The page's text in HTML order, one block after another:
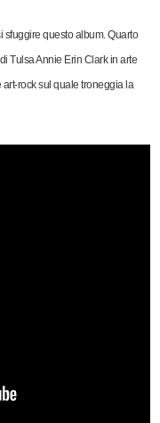
sfuggire questo album.Quarto
Tulsa Annie Erin Clark in arte
rock sul quale troneggia la